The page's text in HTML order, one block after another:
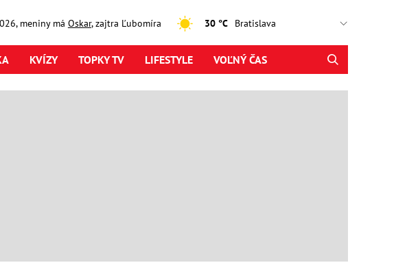
, meniny má Oskar, zajtra Ľubomíra 30 °C
KVÍZY TOPKY TV LIFESTYLE VOĽNÝ ČAS